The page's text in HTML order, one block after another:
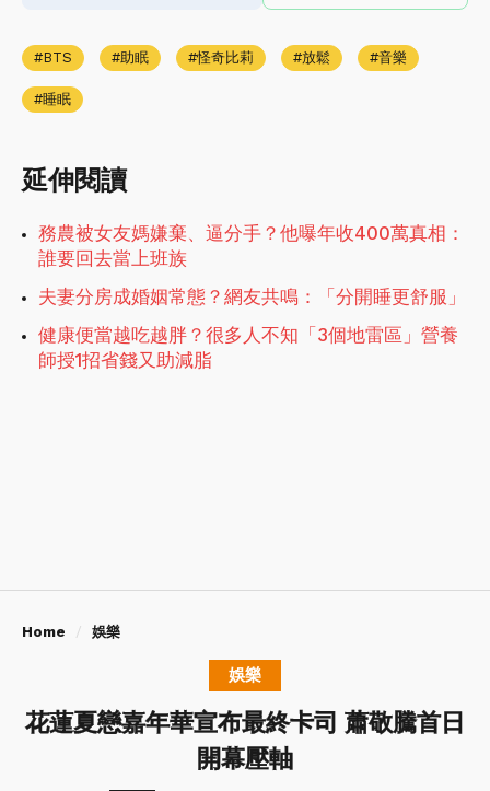
BTS 助眠 怪奇比莉 放鬆 音樂
睡眠
延伸閱讀
務農被女友媽嫌棄、逼分手？他曝年收400萬真相：
誰要回去當上班族
夫妻分房成婚姻常態？網友共鳴：「分開睡更舒服」
健康便當越吃越胖？很多人不知「3個地雷區」營養
師授1招省錢又助減脂
Home 娛樂
娛樂
花蓮夏戀嘉年華宣布最終卡司 蕭敬騰首日
開幕壓軸